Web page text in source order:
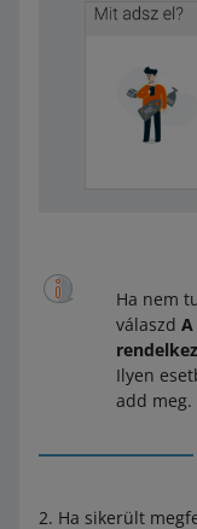
Ha nem
válaszd
Ilyen
add meg.
Ha sikerült